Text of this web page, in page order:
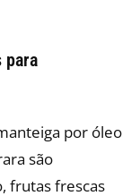
para
por óleo
são
frutas frescas